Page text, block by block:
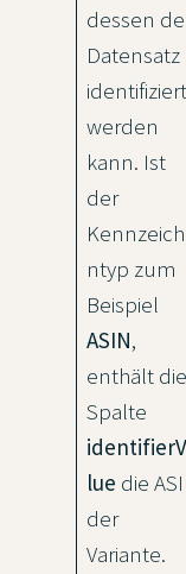
dessen
Datensatz
identifiziert
werden
kann. Ist
der
ntyp zum
Beispiel
ASIN,
enthält die
Spalte
lue die
der
Variante.